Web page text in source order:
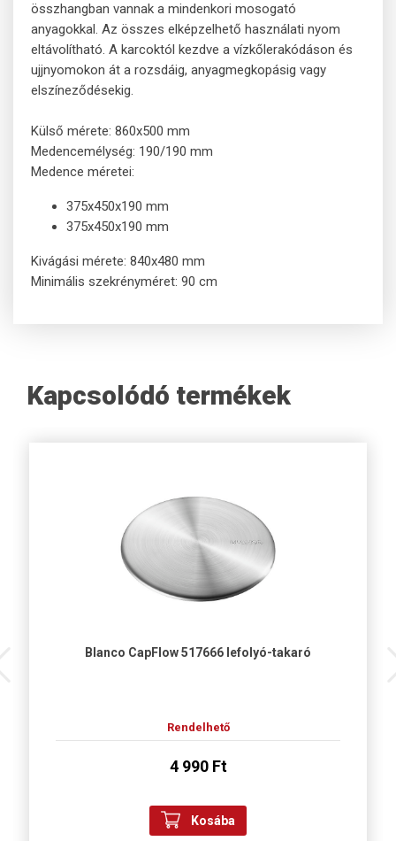
összhangban vannak a mindenkori mosogató
anyagokkal. Az összes elképzelhető használati nyom
eltávolítható. A karcoktól kezdve a vízkőlerakódáson és
ujjnyomokon át a rozsdáig, anyagmegkopásig vagy
elszíneződésekig.
Külső mérete: 860x500 mm
Medencemélység: 190/190 mm
Medence méretei:
375x450x190 mm
375x450x190 mm
Kivágási mérete: 840x480 mm
Minimális szekrényméret: 90 cm
Kapcsolódó termékek
Blanco CapFlow 517666 lefolyó-takaró
Rendelhető
4 990 Ft
Kosába